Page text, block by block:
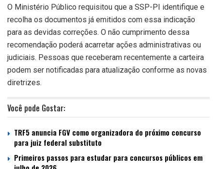
O Ministério Público requisitou que a SSP-PI identifique e
recolha os documentos já emitidos com essa indicação
para as devidas correções. O não cumprimento dessa
recomendação poderá acarretar ações administrativas ou
judiciais. Pessoas que receberam recentemente a carteira
podem ser notificadas para atualização conforme as novas
diretrizes.
Você pode Gostar:
TRF5 anuncia FGV como organizadora do próximo concurso
para juiz federal substituto
Primeiros passos para estudar para concursos públicos em